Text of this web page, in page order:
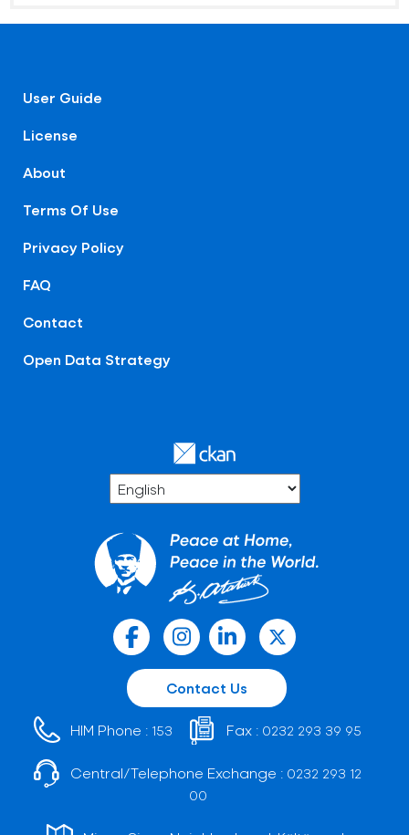
User Guide
License
About
Terms Of Use
Privacy Policy
FAQ
Contact
Open Data Strategy
Contact Us
HIM Phone : 153 Fax : 0232 293 39 95
Central/Telephone Exchange : 0232 293 12
00